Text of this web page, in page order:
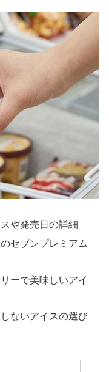
や発売日の詳細
セブンプレミアム
ーで美味しいアイ
ないアイスの選び